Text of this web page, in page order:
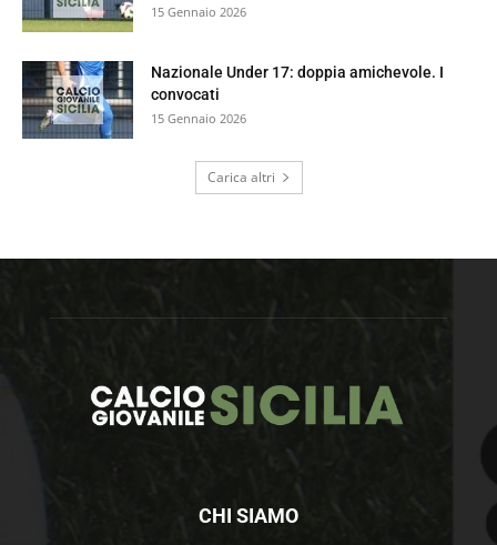
15 Gennaio 2026
Nazionale Under 17: doppia amichevole. I
convocati
15 Gennaio 2026
Carica altri
CHI SIAMO